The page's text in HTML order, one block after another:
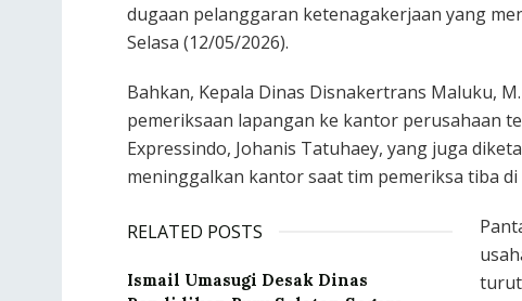
dugaan pelanggaran ketenagakerjaan yang
Selasa (12/05/2026).
Bahkan, Kepala Dinas Disnakertrans Maluku,
pemeriksaan lapangan ke kantor perusahaan
Expressindo, Johanis Tatuhaey, yang juga
meninggalkan kantor saat tim pemeriksa tiba di
RELATED POSTS
Ismail Umasugi Desak Dinas
turut